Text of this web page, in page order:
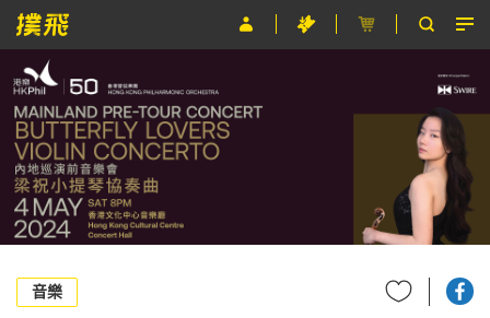
節目
主辦單位
關於撲飛
條款及細則
EN
音樂